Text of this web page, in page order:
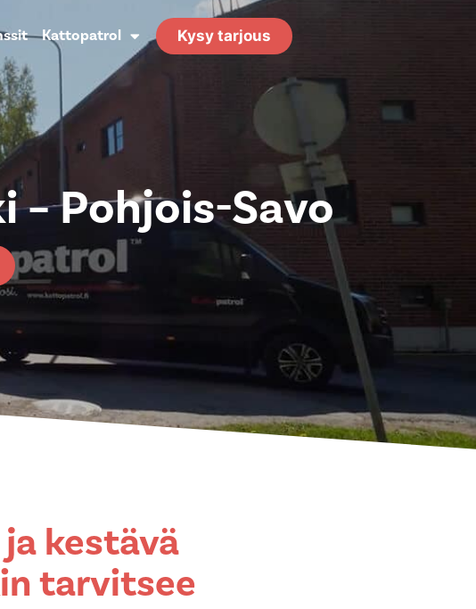
Kattopatrol Kysy tarjous
Pohjois-Savo
kestävä
tarvitsee